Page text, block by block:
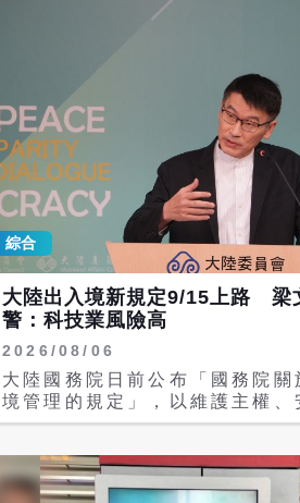
綜合
大陸出入境新規定9/15上路 梁
警：科技業風險高
2026/08/06
大陸國務院日前公布「國務院關
境管理的規定」，以維護主權、
展利益為由，收緊入出境邊境防
理、保障合法權益、維護國家主
全、發展利益」，將於9月15日